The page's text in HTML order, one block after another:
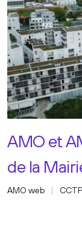
AMO et
de la
AMO web CCTP